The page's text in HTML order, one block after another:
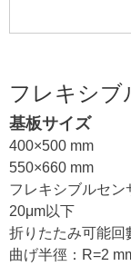
フレキシブ
基板サイズ
400×500 mm
550×660 mm
フレキシブルセン
20μm以下
折りたたみ可能回
曲げ半徑：R=2